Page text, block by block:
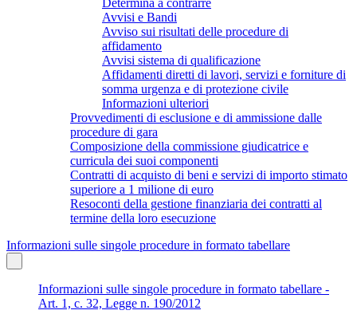
Avvisi e Bandi
Avviso sui risultati delle procedure di
affidamento
Avvisi sistema di qualificazione
Affidamenti diretti di lavori, servizi e forniture di
somma urgenza e di protezione civile
Informazioni ulteriori
Provvedimenti di esclusione e di ammissione dalle
procedure di gara
Composizione della commissione giudicatrice e
curricula dei suoi componenti
Contratti di acquisto di beni e servizi di importo stimato
superiore a 1 milione di euro
Resoconti della gestione finanziaria dei contratti al
termine della loro esecuzione
Informazioni sulle singole procedure in formato tabellare
Informazioni sulle singole procedure in formato tabellare -
Art. 1, c. 32, Legge n. 190/2012